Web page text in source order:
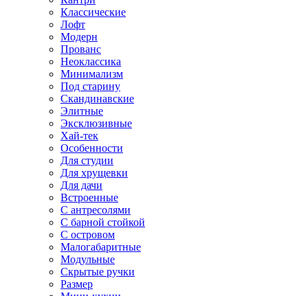
Классические
Лофт
Модерн
Прованс
Неоклассика
Минимализм
Под старину
Скандинавские
Элитные
Эксклюзивные
Хай-тек
Особенности
Для студии
Для хрущевки
Для дачи
Встроенные
С антресолями
С барной стойкой
С островом
Малогабаритные
Модульные
Скрытые ручки
Размер